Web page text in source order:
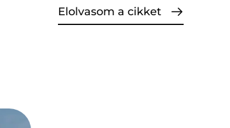
Elolvasom a cikket